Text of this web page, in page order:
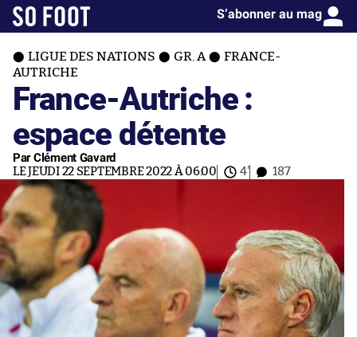
S’abonner au mag
LIGUE DES NATIONS GR. A
FRANCE-
AUTRICHE
France-Autriche :
espace détente
Par Clément Gavard
LE JEUDI 22 SEPTEMBRE 2022 À 06:00 4' 187